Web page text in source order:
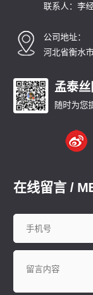
联系人：李
公司地址：
河北省衡水
孟泰
随时为您
在线留言 /